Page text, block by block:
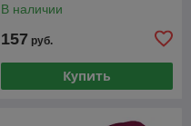
В наличии
157 руб.
Купить